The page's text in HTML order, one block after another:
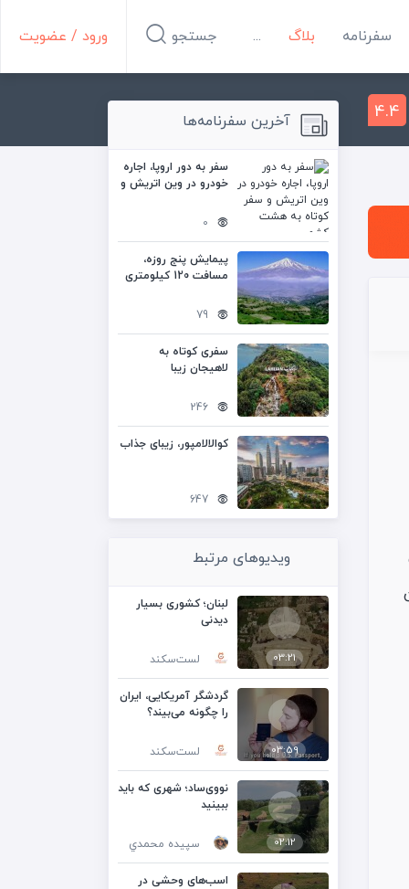
سفرنامه بلاگ ... ورود / عضویت جستجو
4.4 آخرین سفرنامه‌ها
سفر به دور اروپا، اجاره
خودرو در وین اتریش و
کشور0
پیمایش پنج روزه،
مسافت 120 کیلومتری
79
سفری کوتاه به
لاهیجان زیبا
246
کوالالامپور، زیبای جذاب
647
ویدیوهای مرتبط
03:21
لبنان؛ کشوری بسیار
دیدنی
لست‌سکند
03:59
گردشگر آمریکایی، ایران
را چگونه می‌بیند؟
لست‌سکند
02:12
نووی‌ساد؛ شهری که باید
ببینید
سپيده محمدي
اسب‌های وحشی در